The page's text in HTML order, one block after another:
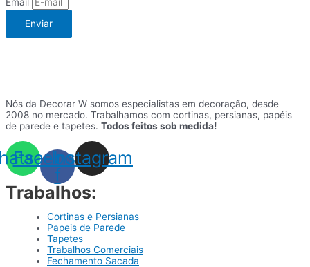
Enviar
Nós da Decorar W somos especialistas em decoração, desde
2008 no mercado. Trabalhamos com cortinas, persianas, papéis
de parede e tapetes. Todos feitos sob medida!
Facebook-
f
Instagram
Trabalhos:
Cortinas e Persianas
Papeis de Parede
Tapetes
Trabalhos Comerciais
Fechamento Sacada